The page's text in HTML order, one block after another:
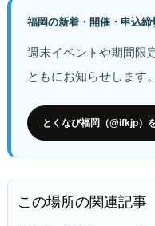
福岡の新着・開催・申込
週末イベントや期間限
ともにお知らせします。
とくなび福岡（@ifkjp）
この場所の関連記事